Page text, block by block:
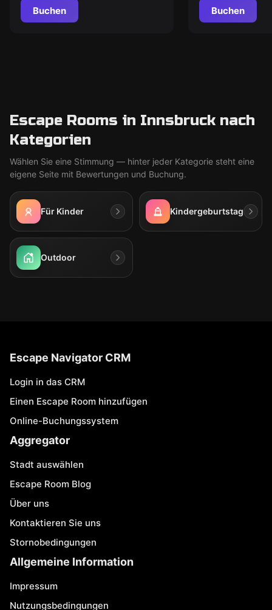
Buchen Buchen
Escape Rooms in Innsbruck nach
Kategorien
Wählen Sie eine Stimmung — hinter jeder Kategorie steht eine
eigene Seite mit Bewertungen und Buchung.
Für Kinder Kindergeburtstag
Outdoor
Escape Navigator CRM
Login in das CRM
Einen Escape Room hinzufügen
Online-Buchungssystem
Aggregator
Stadt auswählen
Escape Room Blog
Über uns
Kontaktieren Sie uns
Stornobedingungen
Allgemeine Information
Impressum
Nutzungsbedingungen